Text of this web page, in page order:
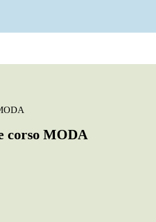
corso MODA